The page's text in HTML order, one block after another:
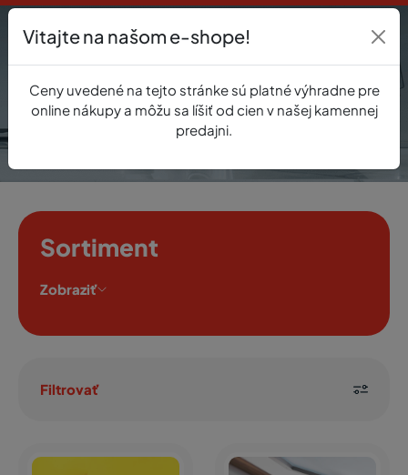
0
Sortiment
Zobraziť
Filtrovať
Vitajte na našom e-shope!
Ceny uvedené na tejto stránke sú platné výhradne pre
online nákupy a môžu sa líšiť od cien v našej kamennej
predajni.